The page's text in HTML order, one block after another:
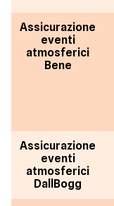
Assicurazione
eventi
atmosferici
Bene
Assicurazione
eventi
atmosferici
DallBogg